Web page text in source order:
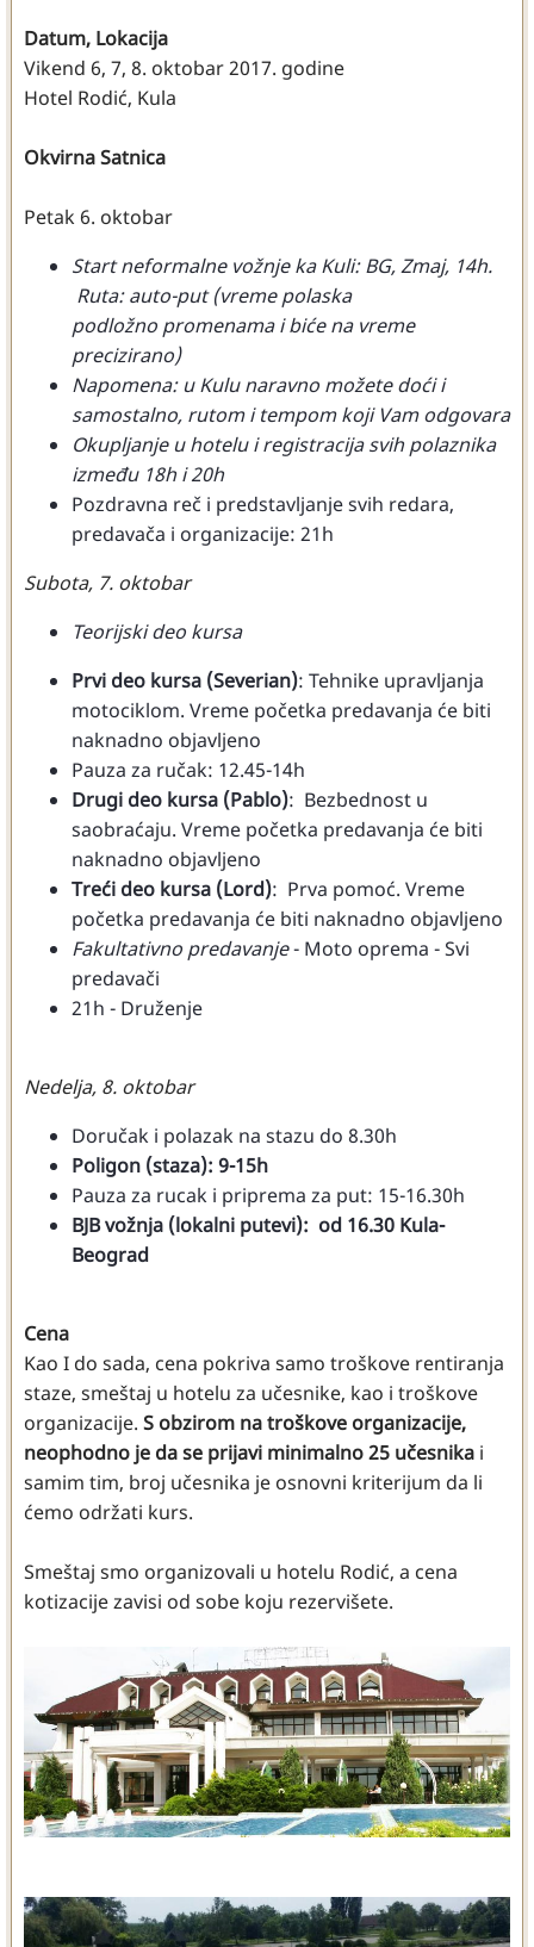
Datum, Lokacija
Vikend 6, 7, 8. oktobar 2017. godine
Hotel Rodić, Kula
Okvirna Satnica
Petak 6. oktobar
Start neformalne vožnje ka Kuli: BG, Zmaj, 14h.
Ruta: auto-put (vreme polaska
podložno promenama i biće na vreme
precizirano)
Napomena: u Kulu naravno možete doći i
samostalno, rutom i tempom koji Vam odgovara
Okupljanje u hotelu i registracija svih polaznika
između 18h i 20h
Pozdravna reč i predstavljanje svih redara,
predavača i organizacije: 21h
Subota, 7. oktobar
Teorijski deo kursa
Prvi deo kursa (Severian): Tehnike upravljanja
motociklom. Vreme početka predavanja će biti
naknadno objavljeno
Pauza za ručak: 12.45-14h
Drugi deo kursa (Pablo): Bezbednost u
saobraćaju. Vreme početka predavanja će biti
naknadno objavljeno
Treći deo kursa (Lord): Prva pomoć. Vreme
početka predavanja će biti naknadno objavljeno
Fakultativno predavanje- Moto oprema - Svi
predavači
21h - Druženje
Nedelja, 8. oktobar
Doručak i polazak na stazu do 8.30h
Poligon (staza): 9-15h
Pauza za rucak i priprema za put: 15-16.30h
BJB vožnja (lokalni putevi): od 16.30 Kula-
Beograd
Cena
Kao I do sada, cena pokriva samo troškove rentiranja
staze, smeštaj u hotelu za učesnike, kao i troškove
organizacije. S obzirom na troškove organizacije,
neophodno je da se prijavi minimalno 25 učesnika i
samim tim, broj učesnika je osnovni kriterijum da li
ćemo održati kurs.
Smeštaj smo organizovali u hotelu Rodić, a cena
kotizacije zavisi od sobe koju rezervišete.